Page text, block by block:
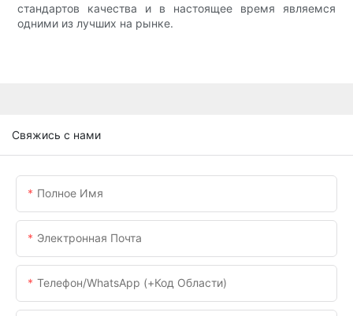
стандартов качества и в настоящее время являемся
одними из лучших на рынке.
Свяжись с нами
Полное Имя
Электронная Почта
Телефон/WhatsApp (+код Области)